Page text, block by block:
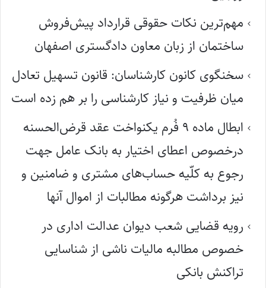
مهم‌ترین نکات حقوقی قرارداد پیش‌فروش
ساختمان از زبان معاون دادگستری اصفهان
سخنگوی کانون کارشناسان: قانون تسهیل تعادل
میان ظرفیت و نیاز کارشناسی را بر هم زده است
ابطال ماده ۹ فُرم یکنواخت عقد قرض‌الحسنه
درخصوص اعطای اختیار به بانک عامل جهت
رجوع به کلّیه حساب‌های مشتری و ضامنین و
نیز برداشت هرگونه مطالبات از اموال آنها
رویه قضایی شعب دیوان عدالت اداری در
خصوص مطالبه مالیات ناشی از شناسایی
تراکنش بانکی